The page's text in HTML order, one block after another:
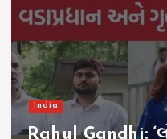
India
Rahul Gandhi: